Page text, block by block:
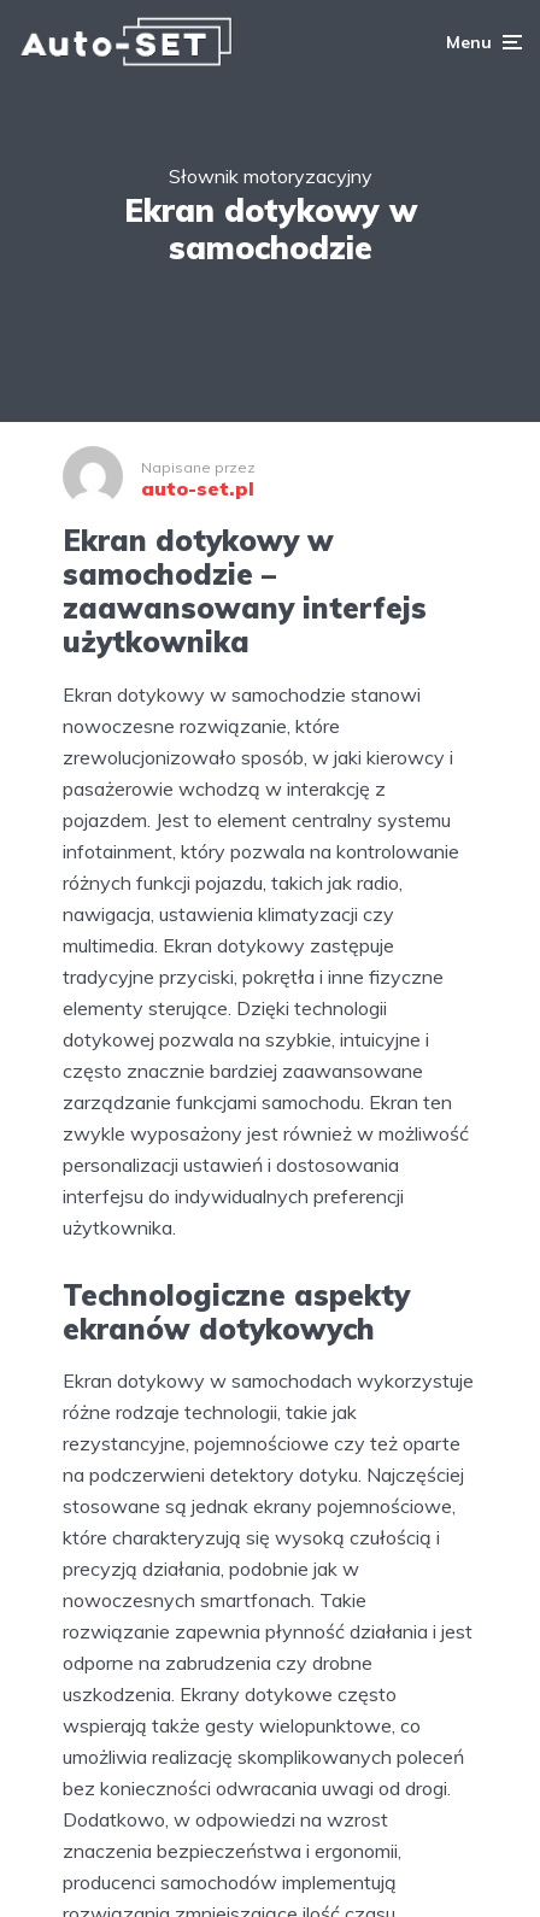
Menu
Słownik motoryzacyjny
Ekran dotykowy w
samochodzie
Napisane przez
auto-set.pl
Ekran dotykowy w
samochodzie –
zaawansowany interfejs
użytkownika
Ekran dotykowy w samochodzie stanowi
nowoczesne rozwiązanie, które
zrewolucjonizowało sposób, w jaki kierowcy i
pasażerowie wchodzą w interakcję z
pojazdem. Jest to element centralny systemu
infotainment, który pozwala na kontrolowanie
różnych funkcji pojazdu, takich jak radio,
nawigacja, ustawienia klimatyzacji czy
multimedia. Ekran dotykowy zastępuje
tradycyjne przyciski, pokrętła i inne fizyczne
elementy sterujące. Dzięki technologii
dotykowej pozwala na szybkie, intuicyjne i
często znacznie bardziej zaawansowane
zarządzanie funkcjami samochodu. Ekran ten
zwykle wyposażony jest również w możliwość
personalizacji ustawień i dostosowania
interfejsu do indywidualnych preferencji
użytkownika.
Technologiczne aspekty
ekranów dotykowych
Ekran dotykowy w samochodach wykorzystuje
różne rodzaje technologii, takie jak
rezystancyjne, pojemnościowe czy też oparte
na podczerwieni detektory dotyku. Najczęściej
stosowane są jednak ekrany pojemnościowe,
które charakteryzują się wysoką czułością i
precyzją działania, podobnie jak w
nowoczesnych smartfonach. Takie
rozwiązanie zapewnia płynność działania i jest
odporne na zabrudzenia czy drobne
uszkodzenia. Ekrany dotykowe często
wspierają także gesty wielopunktowe, co
umożliwia realizację skomplikowanych poleceń
bez konieczności odwracania uwagi od drogi.
Dodatkowo, w odpowiedzi na wzrost
znaczenia bezpieczeństwa i ergonomii,
producenci samochodów implementują